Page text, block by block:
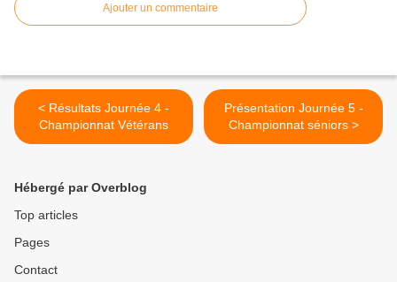
Ajouter un commentaire
< Résultats Journée 4 -
Championnat Vétérans
Présentation Journée 5 -
Championnat séniors >
Hébergé par Overblog
Top articles
Pages
Contact